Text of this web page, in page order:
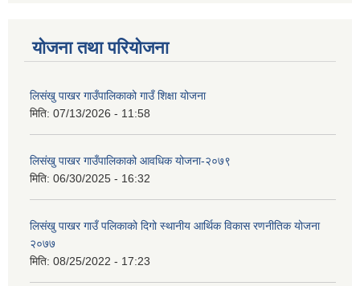
योजना तथा परियोजना
लिसंखु पाखर गाउँपालिकाको गाउँ शिक्षा योजना
मिति: 07/13/2026 - 11:58
लिसंखु पाखर गाउँपालिकाको आवधिक योजना-२०७९
मिति: 06/30/2025 - 16:32
लिसंखु पाखर गाउँ पलिकाको दिगो स्थानीय आर्थिक विकास रणनीतिक योजना
२०७७
मिति: 08/25/2022 - 17:23